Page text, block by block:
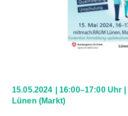
15.05.2024 16:00–17:00 Uhr
Lünen (Markt)